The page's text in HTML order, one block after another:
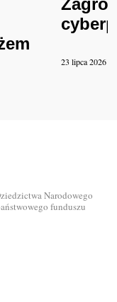
23 lipca 2026
Narodowego
funduszu